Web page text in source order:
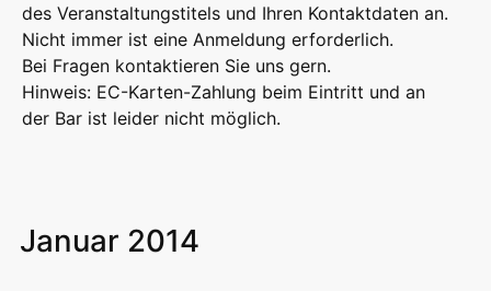
des Veranstaltungstitels und Ihren Kontaktdaten an.
Nicht immer ist eine Anmeldung erforderlich.
Bei Fragen kontaktieren Sie uns gern.
Hinweis: EC-Karten-Zahlung beim Eintritt und an
der Bar ist leider nicht möglich.
Januar 2014